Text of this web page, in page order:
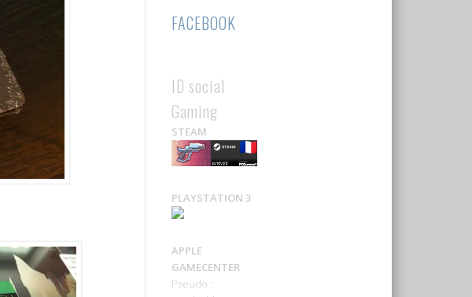
FACEBOOK
ID social
Gaming
STEAM
PLAYSTATION 3
APPLE
GAMECENTER
Pseudo :